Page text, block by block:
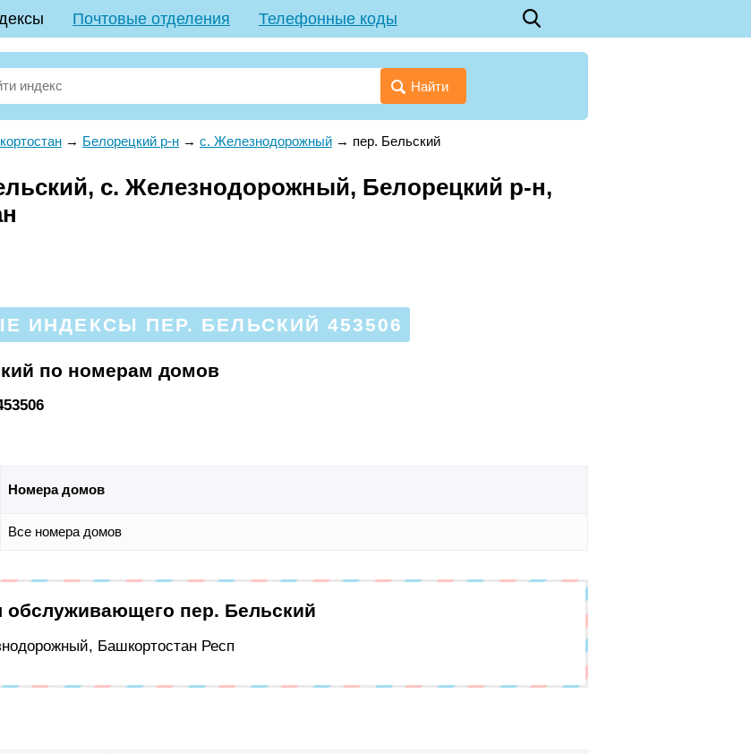
Почтовые отделения Телефонные коды
Найти
→ Белорецкий р-н → с. Железнодорожный → пер. Бельский
с. Железнодорожный, Белорецкий р-н,
ИНДЕКСЫ ПЕР. БЕЛЬСКИЙ 453506
по номерам домов
Номера домов
Все номера домов
обслуживающего пер. Бельский
Башкортостан Респ